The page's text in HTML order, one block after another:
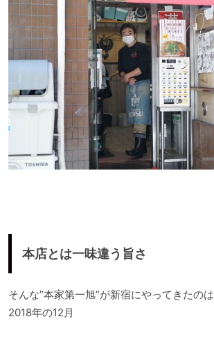
本店とは一味違う旨さ
そんな”本家第一旭”が新宿にやってきたのは
2018年の12月